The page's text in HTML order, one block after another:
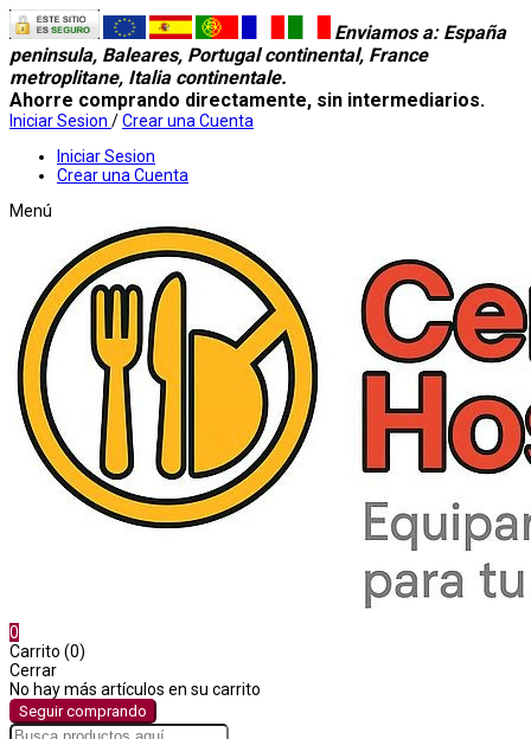
Enviamos a: España
peninsula, Baleares, Portugal continental, France
metroplitane, Italia continentale.
Ahorre comprando directamente, sin intermediarios.
Iniciar Sesion /Crear una Cuenta
Iniciar Sesion
Crear una Cuenta
Menú
0
Carrito (0)
Cerrar
No hay más artículos en su carrito
Seguir comprando